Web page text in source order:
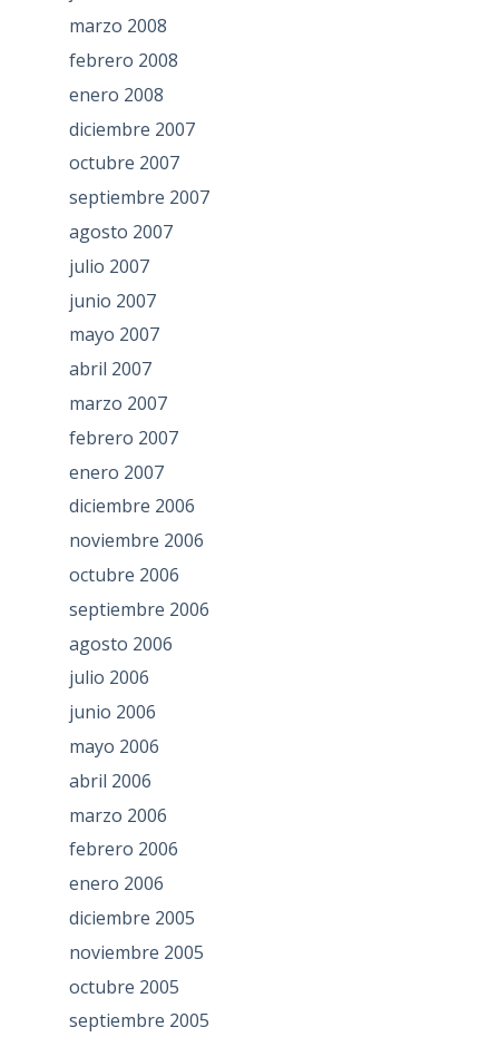
marzo 2008
febrero 2008
enero 2008
diciembre 2007
octubre 2007
septiembre 2007
agosto 2007
julio 2007
junio 2007
mayo 2007
abril 2007
marzo 2007
febrero 2007
enero 2007
diciembre 2006
noviembre 2006
octubre 2006
septiembre 2006
agosto 2006
julio 2006
junio 2006
mayo 2006
abril 2006
marzo 2006
febrero 2006
enero 2006
diciembre 2005
noviembre 2005
octubre 2005
septiembre 2005